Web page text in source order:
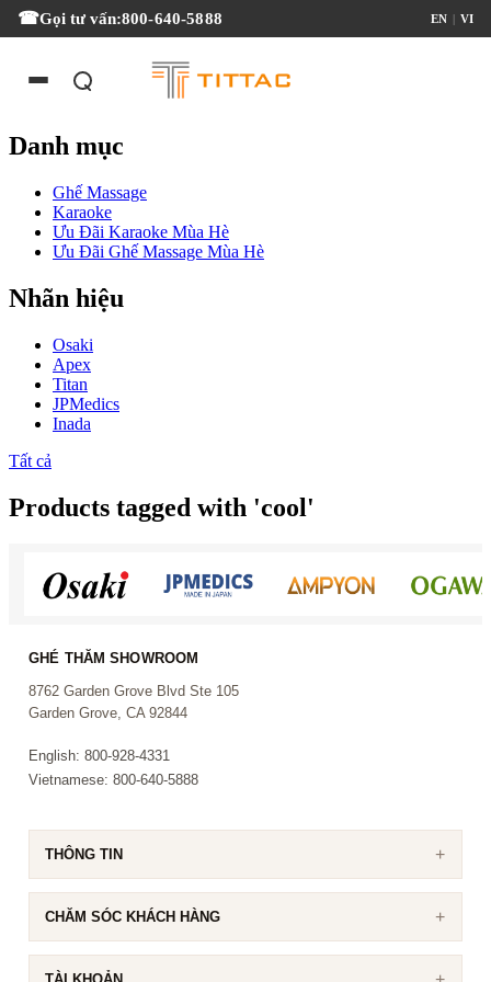
Gọi tư vấn:800-640-5888 EN | VI
Danh mục
Ghế Massage
Karaoke
Ưu Đãi Karaoke Mùa Hè
Ưu Đãi Ghế Massage Mùa Hè
Nhãn hiệu
Osaki
Apex
Titan
JPMedics
Inada
Tất cả
Products tagged with 'cool'
GHÉ THĂM SHOWROOM
8762 Garden Grove Blvd Ste 105
Garden Grove, CA 92844
English: 800-928-4331
Vietnamese: 800-640-5888
THÔNG TIN
CHĂM SÓC KHÁCH HÀNG